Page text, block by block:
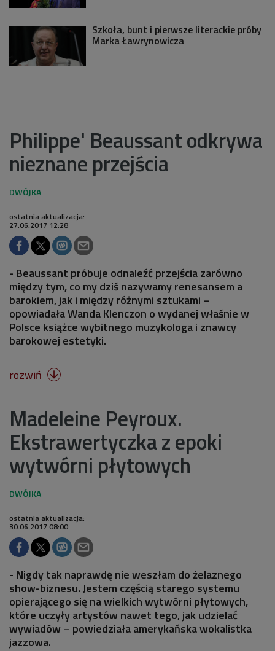
Szkoła, bunt i pierwsze literackie próby
Marka Ławrynowicza
Philippe' Beaussant odkrywa
nieznane przejścia
ostatnia aktualizacja:
27.06.2017 12:28
- Beaussant próbuje odnaleźć przejścia zarówno
między tym, co my dziś nazywamy renesansem a
barokiem, jak i między różnymi sztukami –
opowiadała Wanda Klenczon o wydanej właśnie w
Polsce książce wybitnego muzykologa i znawcy
barokowej estetyki.
rozwiń 
Madeleine Peyroux.
Ekstrawertyczka z epoki
wytwórni płytowych
ostatnia aktualizacja:
30.06.2017 08:00
- Nigdy tak naprawdę nie weszłam do żelaznego
show-biznesu. Jestem częścią starego systemu
opierającego się na wielkich wytwórni płytowych,
które uczyły artystów nawet tego, jak udzielać
wywiadów – powiedziała amerykańska wokalistka
jazzowa.